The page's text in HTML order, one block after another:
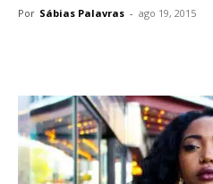
Por Sábias Palavras - ago 19, 2015